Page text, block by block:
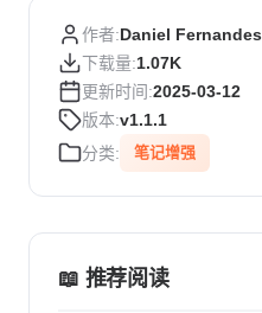
作者:Daniel Fernandes
下载量:1.07K
更新时间:2025-03-12
版本:v1.1.1
分类:
笔记增强
📖 推荐阅读